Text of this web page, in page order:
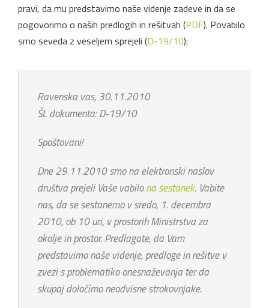
pravi, da mu predstavimo naše videnje zadeve in da se
pogovorimo o naših predlogih in rešitvah (PDF). Povabilo
smo seveda z veseljem sprejeli (D-19/10):
Ravenska vas, 30.11.2010
Št. dokumenta: D-19/10
Spoštovani!
Dne 29.11.2010 smo na elektronski naslov
društva prejeli Vaše vabilona sestanek. Vabite
nas, da se sestanemo v sredo, 1. decembra
2010, ob 10 uri, v prostorih Ministrstva za
okolje in prostor. Predlagate, da Vam
predstavimo naše videnje, predloge in rešitve v
zvezi s problematiko onesnaževanja ter da
skupaj določimo neodvisne strokovnjake.